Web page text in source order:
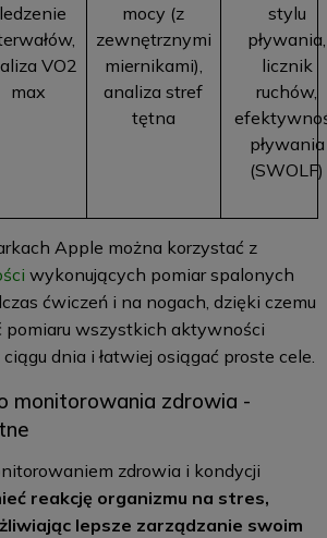
VO2
max
mocy (z
zewnętrznymi
miernikami),
analiza stref
tętna
stylu
pływania,
licznik
ruchów,
pływania
(SWOLF)
Apple można korzystać z
wykonujących pomiar spalonych
ćwiczeń i na nogach, dzięki czemu
pomiaru wszystkich aktywności
dnia i łatwiej osiągać proste cele.
monitorowania zdrowia -
zdrowia i kondycji
reakcję organizmu na stres,
lepsze zarządzanie swoim